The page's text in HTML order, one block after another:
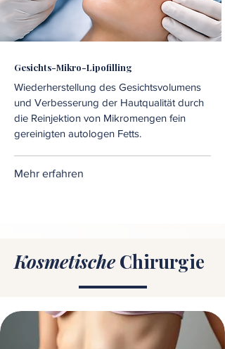
Gesichts-Mikro-Lipofilling
Wiederherstellung des Gesichtsvolumens
und Verbesserung der Hautqualität durch
die Reinjektion von Mikromengen fein
gereinigten autologen Fetts.
Mehr erfahren
KosmetischeChirurgie